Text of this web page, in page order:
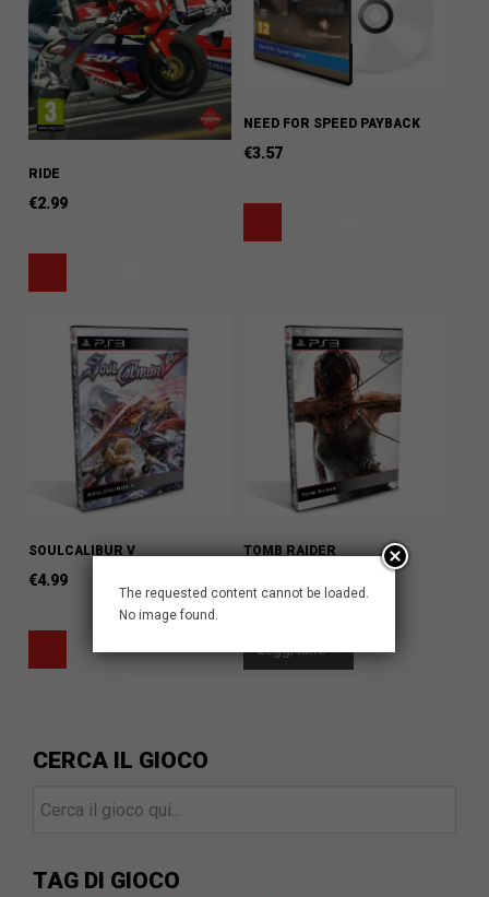
RIDE
€2.99
NEED FOR SPEED PAYBACK
€3.57
SOULCALIBUR V
€4.99
TOMB RAIDER
Leggi tutto
CERCA IL GIOCO
TAG DI GIOCO
The requested content cannot be loaded.
No image found.